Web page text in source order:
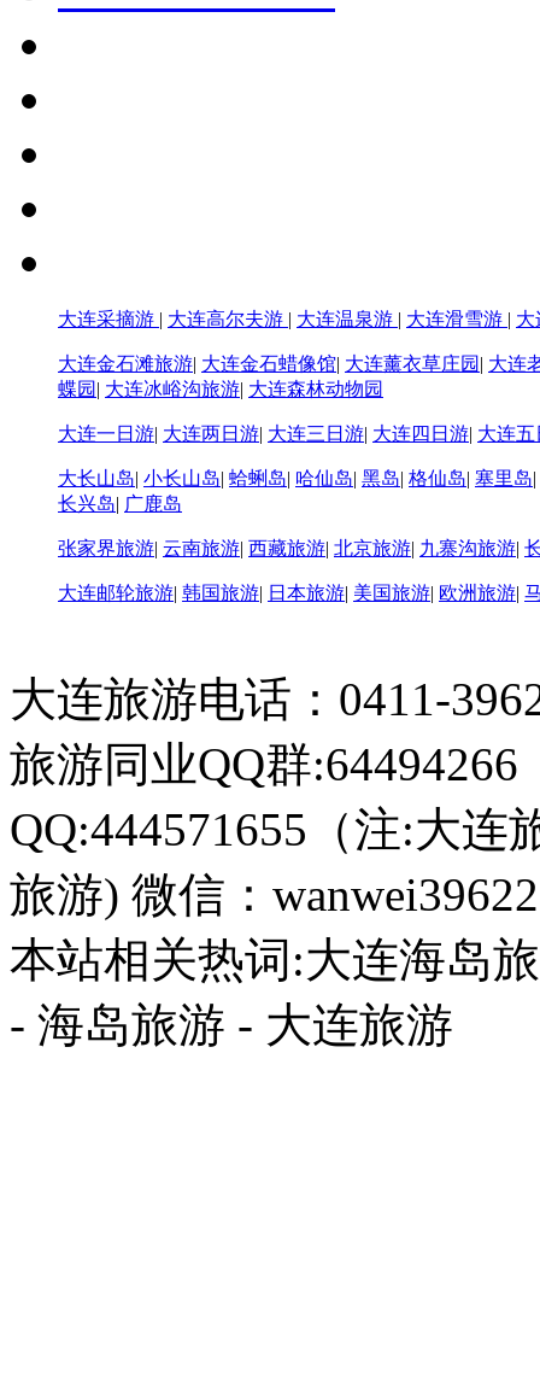
大连采摘游 | 大连高尔夫游 | 大连温泉游 | 大连滑雪游 |
大连金石滩旅游| 大连金石蜡像馆| 大连薰衣草庄园 | 大连
蝶园 | 大连冰峪沟旅游| 大连森林动物园
大连一日游| 大连两日游| 大连三日游| 大连四日游| 大连五
大长山岛| 小长山岛| 蛤蜊岛| 哈仙岛| 黑岛| 格仙岛| 塞里岛|
长兴岛| 广鹿岛
张家界旅游| 云南旅游| 西藏旅游| 北京旅游| 九寨沟旅游|
大连邮轮旅游| 韩国旅游| 日本旅游| 美国旅游| 欧洲旅游|
大连旅游电话：0411-
旅游同业QQ群:64494266
QQ:444571655（注:大连
旅游) 微信：
本站相关热词:大连海岛
- 海岛旅游 - 大连旅游